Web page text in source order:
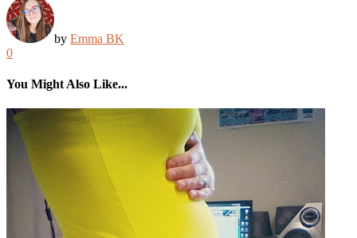
by Emma BK
0
You Might Also Like...